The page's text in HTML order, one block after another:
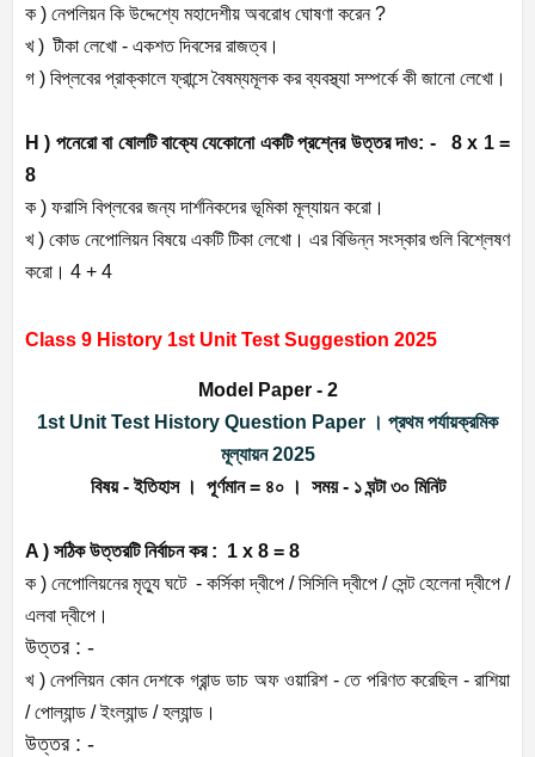
ক ) নেপলিয়ন কি উদ্দেশ্যে মহাদেশীয় অবরোধ ঘোষণা করেন ?
খ ) টীকা লেখো - একশত দিবসের রাজত্ব।
গ ) বিপ্লবের প্রাক্কালে ফ্রান্সে বৈষম্যমূলক কর ব্যবস্থ্যা সম্পর্কে কী জানো লেখো।
H ) পনেরো বা ষোলটি বাক্যে যেকোনো একটি প্রশ্নের উত্তর দাও: - 8 x 1 =
8
ক ) ফরাসি বিপ্লবের জন্য দার্শনিকদের ভূমিকা মূল্যায়ন করো।
খ ) কোড নেপোলিয়ন বিষয়ে একটি টিকা লেখো। এর বিভিন্ন সংস্কার গুলি বিশ্লেষণ
করো। 4 + 4
Class 9 History 1st Unit Test Suggestion 2025
Model Paper - 2
1st Unit Test History Question Paper । প্রথম পর্যায়ক্রমিক
মূল্যায়ন 2025
বিষয় - ইতিহাস । পূর্ণমান = ৪০ । সময় - ১ ঘন্টা ৩০ মিনিট
A ) সঠিক উত্তরটি নির্বাচন কর : 1 x 8 = 8
ক ) নেপোলিয়নের মৃত্যু ঘটে - কর্সিকা দ্বীপে / সিসিলি দ্বীপে / সেন্ট হেলেনা দ্বীপে /
এলবা দ্বীপে।
উত্তর : -
খ ) নেপলিয়ন কোন দেশকে গ্রান্ড ডাচ অফ ওয়ারিশ - তে পরিণত করেছিল - রাশিয়া
/ পোল্যান্ড / ইংল্যান্ড / হল্যান্ড।
উত্তর : -